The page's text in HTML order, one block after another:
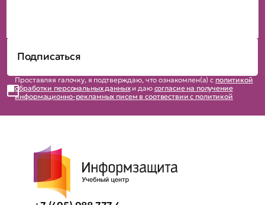
Проставляя галочку, я подтверждаю, что ознакомлен(а) с политикой
обработки персональных данныхи даю согласие на получение
информационно-рекламных писем в соотвествии с политикой